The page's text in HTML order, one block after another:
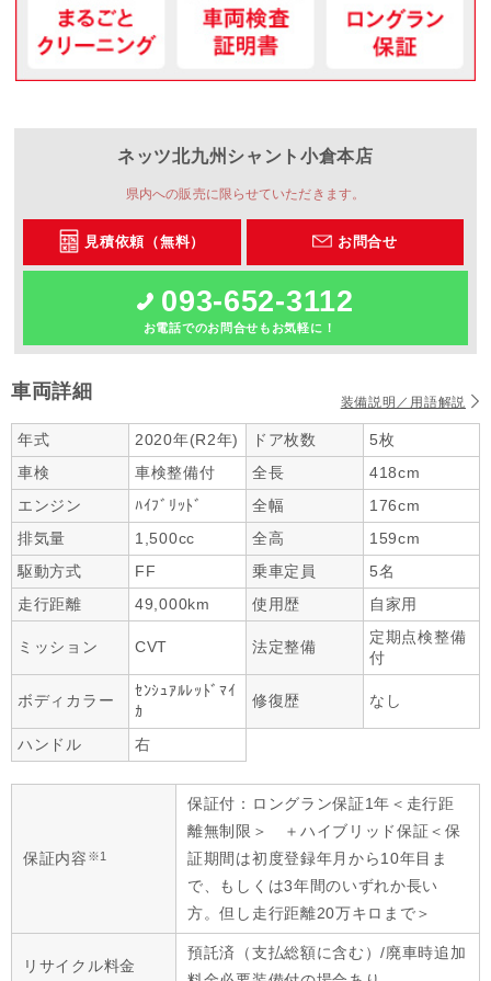
ネッツ北九州 シャント小倉本店
県内への販売に限らせていただきます。
見積依頼（無料） お問合せ
093-652-3112
お電話でのお問合せもお気軽に！
車両詳細 装備説明／用語解説
年式 2020年(R2年) ドア枚数
5枚
車検
車検整備付 全長
418cm
エンジン
ﾊｲﾌﾞﾘｯﾄﾞ 全幅
176cm
排気量
1,500cc 全高
159cm
駆動方式
FF 乗車定員
5名
走行距離
49,000km 使用歴 自家用
ミッション CVT 法定整備
定期点検整備
付
ボディカラー
ｾﾝｼｭｱﾙﾚｯﾄﾞﾏｲ
ｶ
修復歴 なし
ハンドル 右
保証内容 ※1
保証付：ロングラン保証1年＜走行距
離無制限＞ ＋ハイブリッド保証＜保
証期間は初度登録年月から10年目ま
で、もしくは3年間のいずれか長い
方。但し走行距離20万キロまで＞
リサイクル料金
預託済（支払総額に含む）/廃車時追加